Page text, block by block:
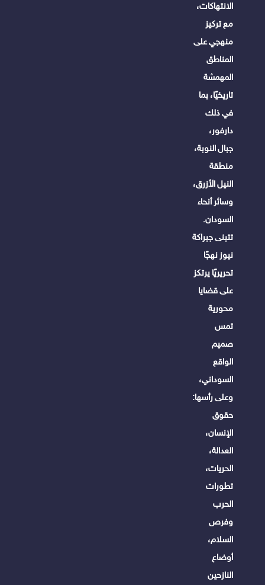
الانتهاكات،
مع تركيز
منهجي على
المناطق
المهمشة
تاريخيًا، بما
في ذلك
دارفور،
جبال النوبة،
منطقة
النيل الأزرق،
وسائر أنحاء
السودان.
تتبنى جبراكة
نيوز نهجًا
تحريريًا يرتكز
على قضايا
محورية
تمس
صميم
الواقع
السوداني،
وعلى رأسها:
حقوق
الإنسان،
العدالة،
الحريات،
تطورات
الحرب
وفرص
السلام،
أوضاع
النازحين